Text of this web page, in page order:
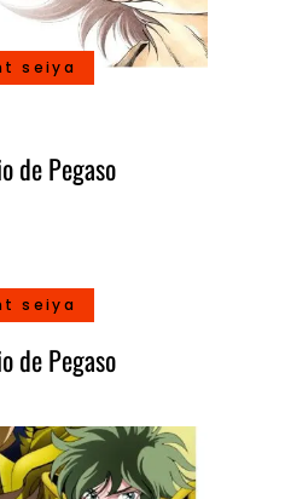
seiya
de Pegaso
seiya
de Pegaso